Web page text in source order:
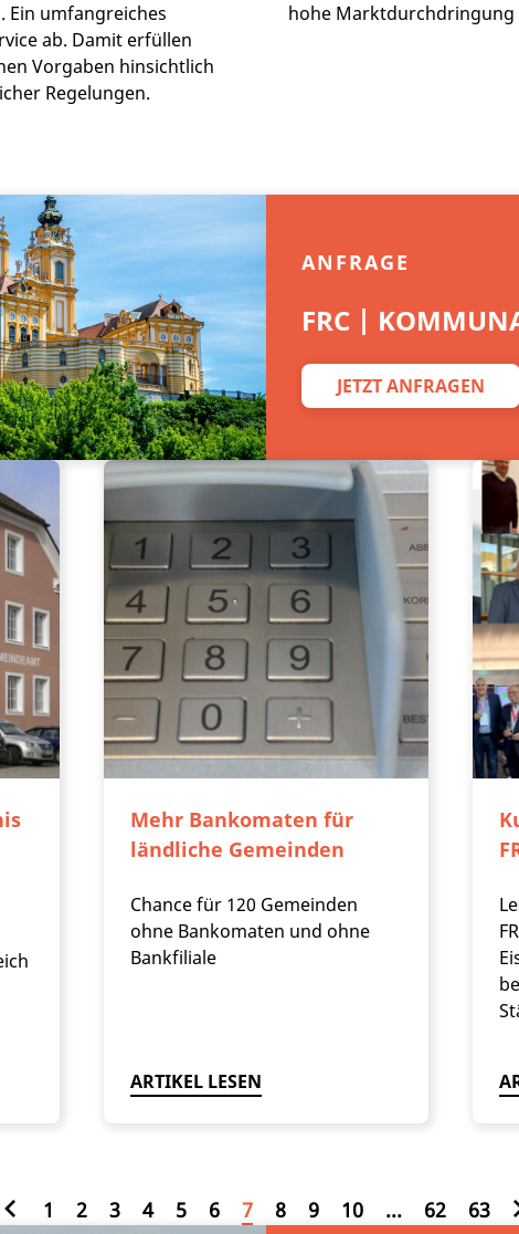
Ein umfangreiches
ab. Damit erfüllen
Vorgaben hinsichtlich
Regelungen.
hohe Marktdurchdringung
ANFRAGE
FRC |
JETZT ANFRAGEN
Mehr Bankomaten für
ländliche Gemeinden
Chance für 120 Gemeinden
ohne Bankomaten und ohne
Bankfiliale
ARTIKEL LESEN
1 2 3 4 5 6 7 8 9 10 ... 62 63